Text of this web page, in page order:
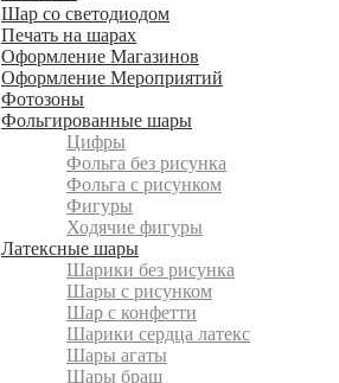
Шар со светодиодом
Печать на шарах
Оформление Магазинов
Оформление Мероприятий
Фотозоны
Фольгированные шары
Цифры
Фольга без рисунка
Фольга с рисунком
Фигуры
Ходячие фигуры
Латексные шары
Шарики без рисунка
Шары с рисунком
Шар с конфетти
Шарики сердца латекс
Шары агаты
Шары браш